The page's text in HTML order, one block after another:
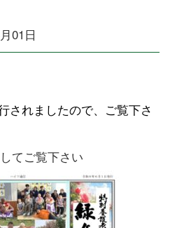
01日
されましたので、ご覧下さ
てご覧下さい